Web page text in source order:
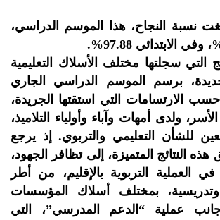
نسبة النجاح، هذا الموسم الدراسي،
التي سجلتها مختلف الأسلاك التعليمية
برسم الموسم الدراسي الجاري
– 2024)، حسب الارتسامات التي استقتها الجريدة،
ولدى أمهات وآباء وأولياء التلاميذ،
للشأن التعليمي والتربوي. إذ يرجع
النتائج المتميزة، إلى تظافر الجهود،
العملية التربوية بالإقليم، من أطر
وتدريسية، بمختلف أسلاك المؤسسات
جانب عملية “الدعم المدرسي”، التي